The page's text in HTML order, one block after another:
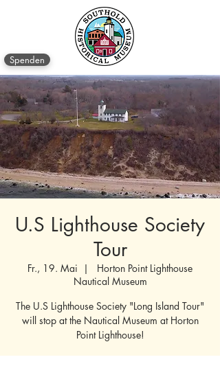
Spenden
U.S Lighthouse Society
Tour
Fr., 19. Mai
  |
Horton Point Lighthouse
Nautical Museum
The U.S Lighthouse Society "Long Island Tour"
will stop at the Nautical Museum at Horton
Point Lighthouse!